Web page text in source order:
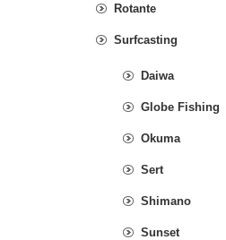
Rotante
Surfcasting
Daiwa
Globe Fishing
Okuma
Sert
Shimano
Sunset